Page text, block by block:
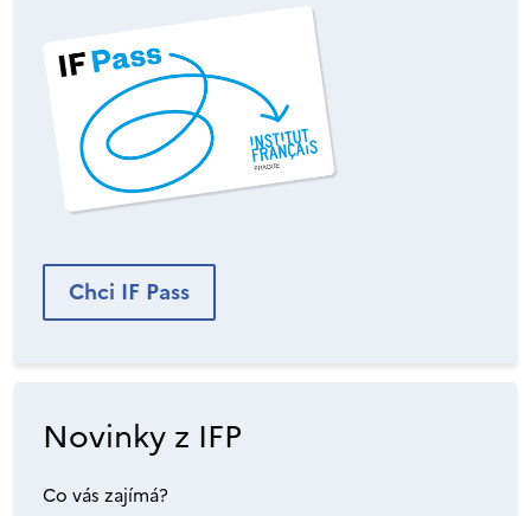
Chci IF Pass
Novinky z IFP
Co vás zajímá?